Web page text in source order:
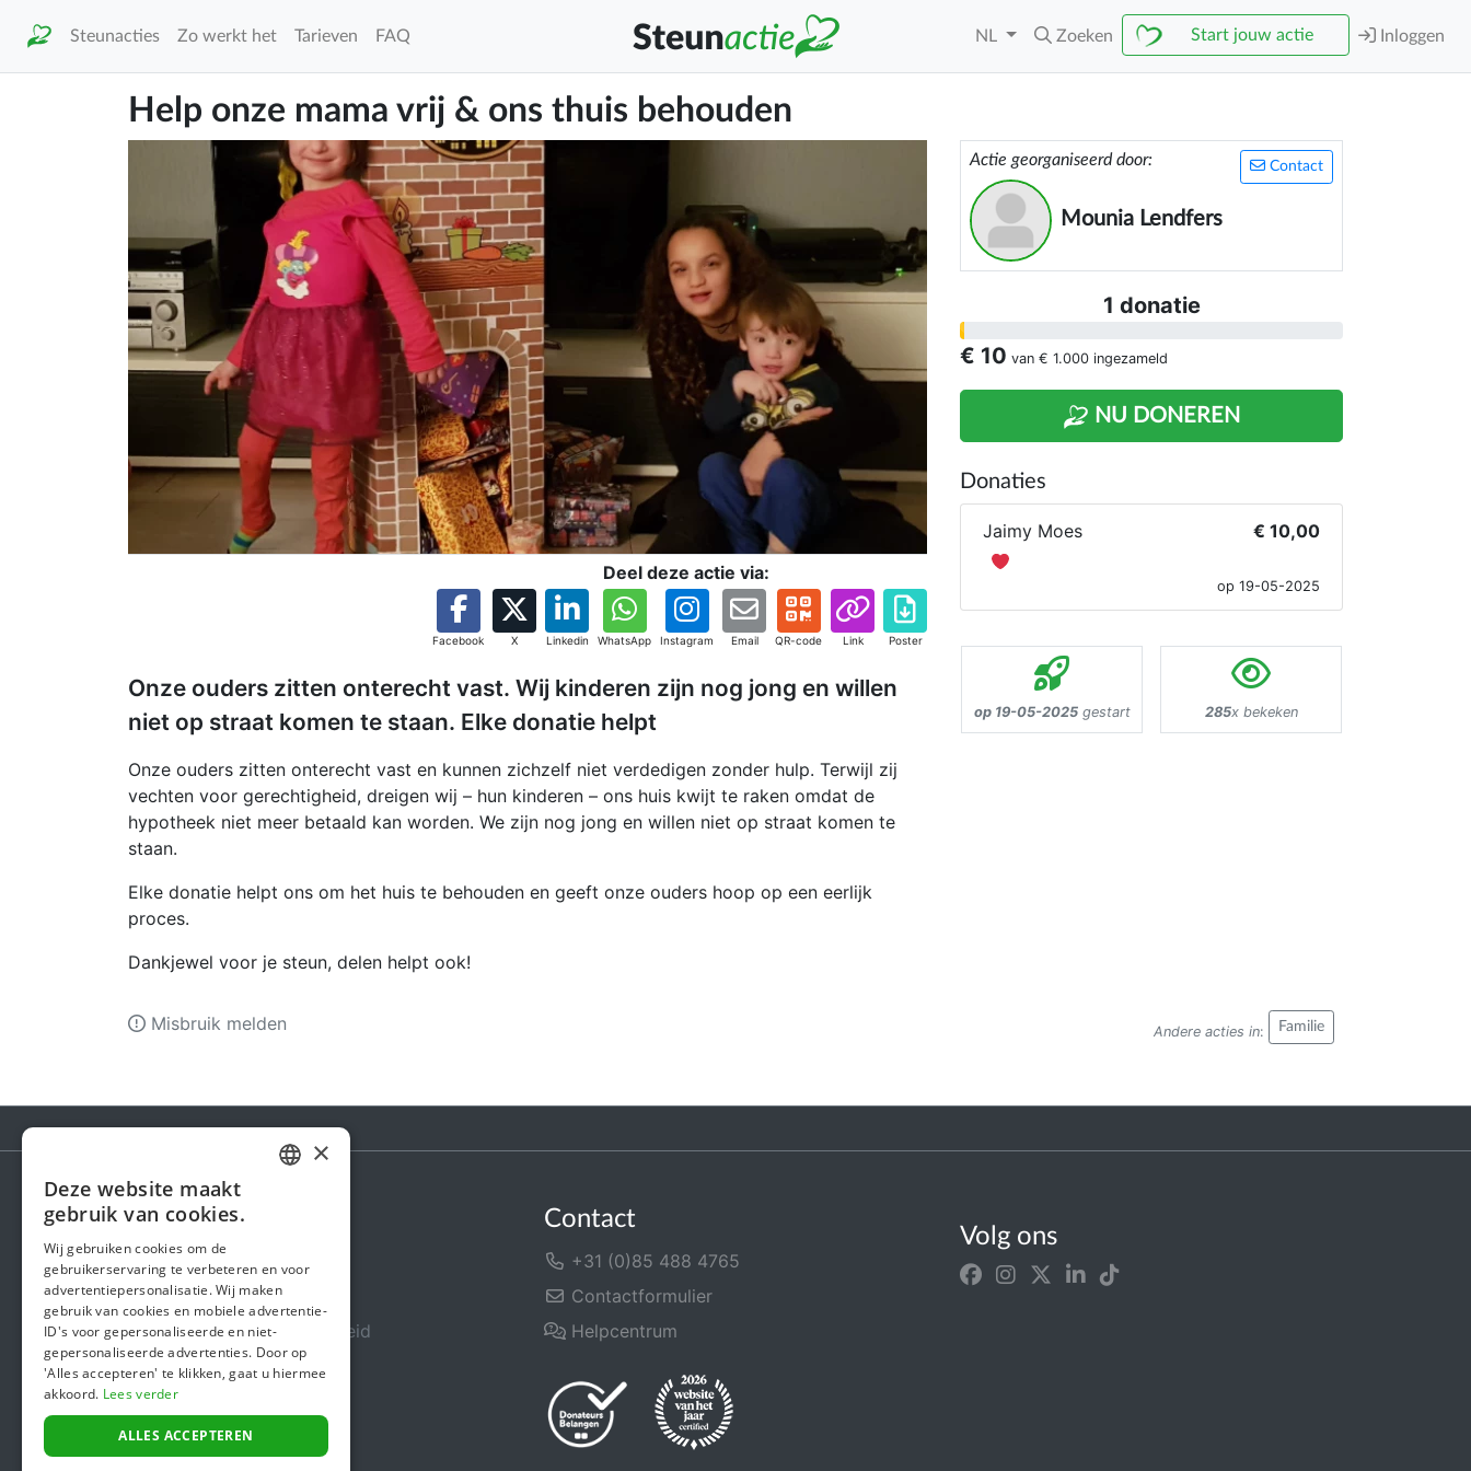
Steunacties Zo werkt het Tarieven FAQ NL Zoeken Start jouw actie Inloggen
Help onze mama vrij & ons thuis behouden
Deel deze actie via:
Facebook X Linkedin WhatsApp Instagram Email QR-code Link Poster
Onze ouders zitten onterecht vast. Wij kinderen zijn nog jong en willen
niet op straat komen te staan. Elke donatie helpt
Onze ouders zitten onterecht vast en kunnen zichzelf niet verdedigen zonder hulp. Terwijl zij
vechten voor gerechtigheid, dreigen wij – hun kinderen – ons huis kwijt te raken omdat de
hypotheek niet meer betaald kan worden. We zijn nog jong en willen niet op straat komen te
staan.
Elke donatie helpt ons om het huis te behouden en geeft onze ouders hoop op een eerlijk
proces.
Dankjewel voor je steun, delen helpt ook!
Contact
Actie georganiseerd door:
Mounia Lendfers
1 donatie
€ 10 van € 1.000 ingezameld
NU DONEREN
Donaties
Jaimy Moes € 10,00
op 19-05-2025
op 19-05-2025gestart 285x bekeken
Andere acties in: Familie
Misbruik melden
Steunactie
Over ons
In de media
Veiligheid & Betrouwbaarheid
Algemene voorwaarden
Privacybeleid
Cookiebeleid
Contact
+31 (0)85 488 4765
Contactformulier
Helpcentrum
Volg ons
ENGLISH
×
Deze website maakt
gebruik van cookies.
Wij gebruiken cookies om de
gebruikerservaring te verbeteren en voor
advertentiepersonalisatie. Wij maken
gebruik van cookies en mobiele advertentie-
ID's voor gepersonaliseerde en niet-
gepersonaliseerde advertenties. Door op
'Alles accepteren' te klikken, gaat u hiermee
akkoord. Lees verder
ALLES ACCEPTEREN